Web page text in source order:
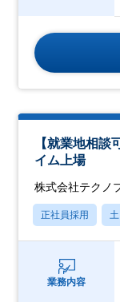
【就業地相談
イム上場
株式会社テクノ
正社員採用
業務内容